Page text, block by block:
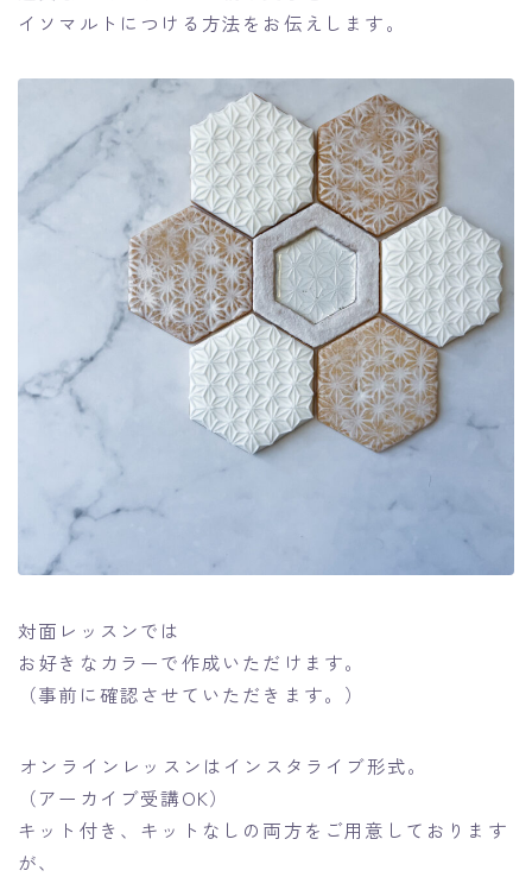
イソマルトにつける方法をお伝えします。
対面レッスンでは
お好きなカラーで作成いただけます。
（事前に確認させていただきます。）
⁡オンラインレッスンはインスタライブ形式。
（アーカイブ受講OK）
キット付き、キットなしの両方をご用意しております
が、